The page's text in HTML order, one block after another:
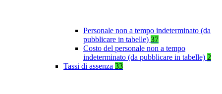
Personale non a tempo indeterminato (da
pubblicare in tabelle) 37
Costo del personale non a tempo
indeterminato (da pubblicare in tabelle) 2
Tassi di assenza 33